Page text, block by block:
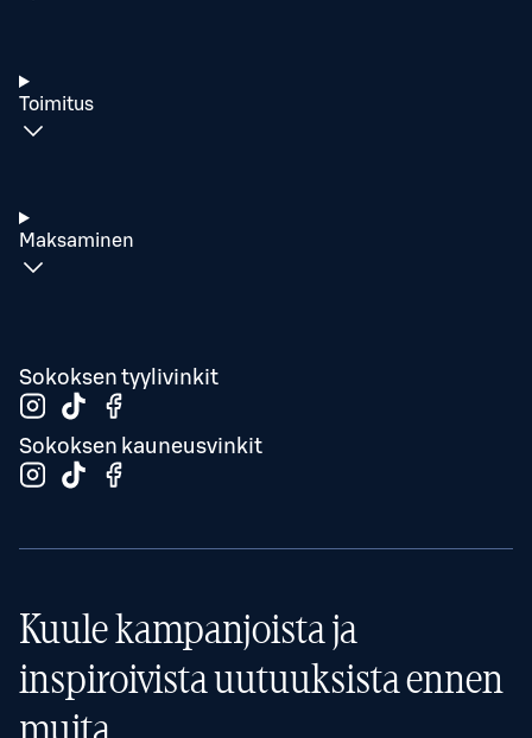
Toimitus
Maksaminen
Sokoksen tyylivinkit
Sokoksen kauneusvinkit
Kuule kampanjoista ja
inspiroivista uutuuksista ennen